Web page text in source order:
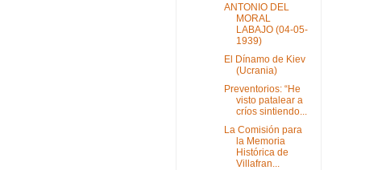
ANTONIO DEL
MORAL
LABAJO (04-05-
1939)
El Dínamo de Kiev
(Ucrania)
Preventorios: “He
visto patalear a
críos sintiendo...
La Comisión para
la Memoria
Histórica de
Villafran...